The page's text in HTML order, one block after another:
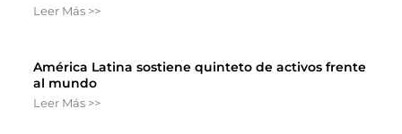
Leer Más >>
América Latina sostiene quinteto de activos frente
al mundo
Leer Más >>